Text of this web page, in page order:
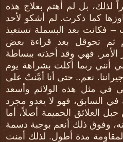
لذلك، بل لم أهتم بعلاج هذه
كما ذكرت. لم أشكو لأحد
فكانت بعد البسملة تستعيذ
ثم تحوقل بعد قراءة بعض
الأمر. فهي وقد أخذته ببساطة
أنني ربما أكلت بشراهة يوم
نعم.. حتى أنا أمَّنتٌ على
في مثل هذه الولائم وأسعد
في السابق، فهو لا يعدو مجرد
العلائق الحميمة أصلاً، أما
وفوق ذلك أنعم بوجبة دسمة
مدة أطول. لذلك أمنت